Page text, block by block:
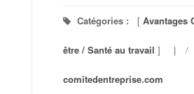
Catégories : [ Avantages
être / Santé au travail ] /
comitedentreprise.com